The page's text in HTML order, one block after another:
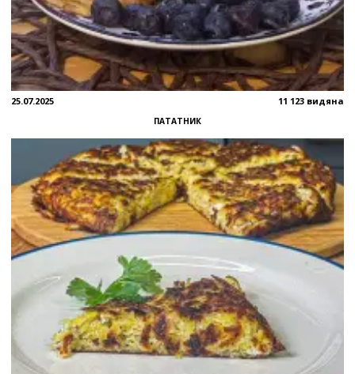
25.07.2025 11 123 видяна
ПАТАТНИК